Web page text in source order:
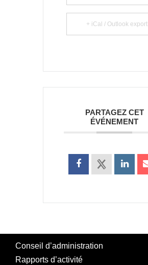
+ iCal / Outlook export
PARTAGEZ CET
ÉVÉNEMENT
Conseil d’administration
Rapports d’activité